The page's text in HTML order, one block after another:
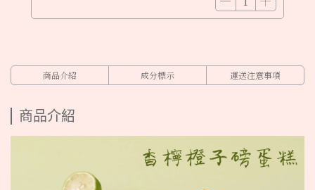
商品介紹 成分標示 運送注意事項
商品介紹